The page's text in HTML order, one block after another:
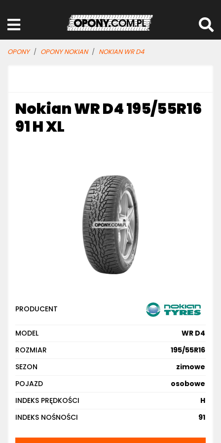
OPONY OPONY NOKIAN NOKIAN WR D4
Nokian WR D4 195/55R16
91 H XL
PRODUCENT
MODEL
WR D4
ROZMIAR
195/55R16
SEZON
zimowe
POJAZD
osobowe
INDEKS PRĘDKOŚCI
H
INDEKS NOŚNOŚCI
91